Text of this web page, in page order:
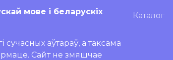
мове і беларускіх
сучасных аўтараў, а таксама
Сайт не змяшчае
Каталог